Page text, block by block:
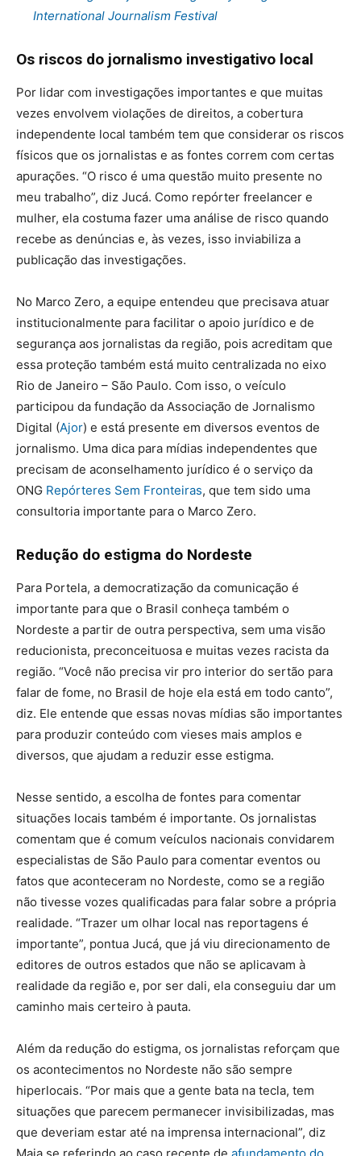
International Journalism Festival
Os riscos do jornalismo investigativo local
Por lidar com investigações importantes e que muitas
vezes envolvem violações de direitos, a cobertura
independente local também tem que considerar os riscos
físicos que os jornalistas e as fontes correm com certas
apurações. “O risco é uma questão muito presente no
meu trabalho”, diz Jucá. Como repórter freelancer e
mulher, ela costuma fazer uma análise de risco quando
recebe as denúncias e, às vezes, isso inviabiliza a
publicação das investigações.
No Marco Zero, a equipe entendeu que precisava atuar
institucionalmente para facilitar o apoio jurídico e de
segurança aos jornalistas da região, pois acreditam que
essa proteção também está muito centralizada no eixo
Rio de Janeiro – São Paulo. Com isso, o veículo
participou da fundação da Associação de Jornalismo
Digital (Ajor) e está presente em diversos eventos de
jornalismo. Uma dica para mídias independentes que
precisam de aconselhamento jurídico é o serviço da
ONG Repórteres Sem Fronteiras, que tem sido uma
consultoria importante para o Marco Zero.
Redução do estigma do Nordeste
Para Portela, a democratização da comunicação é
importante para que o Brasil conheça também o
Nordeste a partir de outra perspectiva, sem uma visão
reducionista, preconceituosa e muitas vezes racista da
região. “Você não precisa vir pro interior do sertão para
falar de fome, no Brasil de hoje ela está em todo canto”,
diz. Ele entende que essas novas mídias são importantes
para produzir conteúdo com vieses mais amplos e
diversos, que ajudam a reduzir esse estigma.
Nesse sentido, a escolha de fontes para comentar
situações locais também é importante. Os jornalistas
comentam que é comum veículos nacionais convidarem
especialistas de São Paulo para comentar eventos ou
fatos que aconteceram no Nordeste, como se a região
não tivesse vozes qualificadas para falar sobre a própria
realidade. “Trazer um olhar local nas reportagens é
importante”, pontua Jucá, que já viu direcionamento de
editores de outros estados que não se aplicavam à
realidade da região e, por ser dali, ela conseguiu dar um
caminho mais certeiro à pauta.
Além da redução do estigma, os jornalistas reforçam que
os acontecimentos no Nordeste não são sempre
hiperlocais. “Por mais que a gente bata na tecla, tem
situações que parecem permanecer invisibilizadas, mas
que deveriam estar até na imprensa internacional”, diz